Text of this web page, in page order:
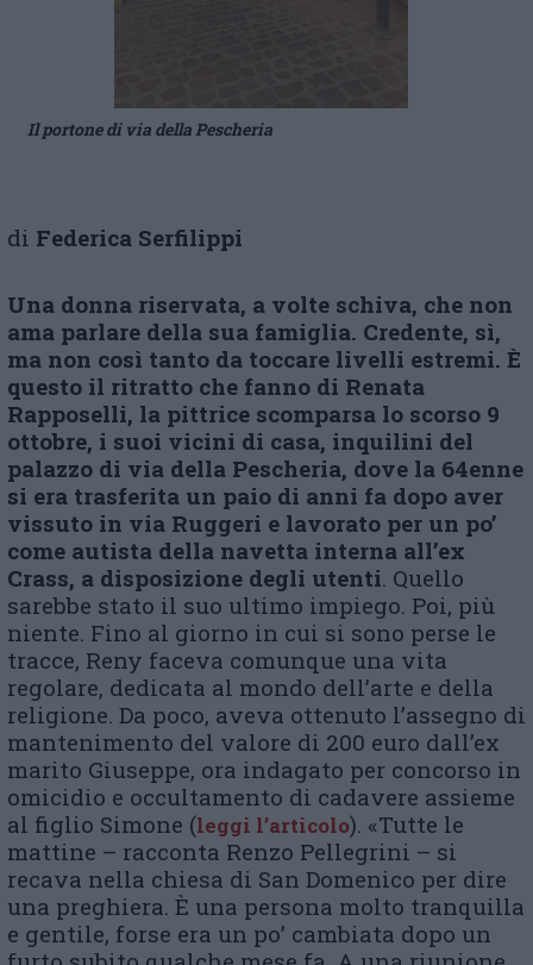
Il portone di via della Pescheria
di Federica Serfilippi
Una donna riservata, a volte schiva, che non
ama parlare della sua famiglia. Credente, sì,
ma non così tanto da toccare livelli estremi. È
questo il ritratto che fanno di Renata
Rapposelli, la pittrice scomparsa lo scorso 9
ottobre, i suoi vicini di casa, inquilini del
palazzo di via della Pescheria, dove la 64enne
si era trasferita un paio di anni fa dopo aver
vissuto in via Ruggeri e lavorato per un po’
come autista della navetta interna all’ex
Crass, a disposizione degli utenti. Quello
sarebbe stato il suo ultimo impiego. Poi, più
niente. Fino al giorno in cui si sono perse le
tracce, Reny faceva comunque una vita
regolare, dedicata al mondo dell’arte e della
religione. Da poco, aveva ottenuto l’assegno di
mantenimento del valore di 200 euro dall’ex
marito Giuseppe, ora indagato per concorso in
omicidio e occultamento di cadavere assieme
al figlio Simone (leggi l’articolo). «Tutte le
mattine – racconta Renzo Pellegrini – si
recava nella chiesa di San Domenico per dire
una preghiera. È una persona molto tranquilla
e gentile, forse era un po’ cambiata dopo un